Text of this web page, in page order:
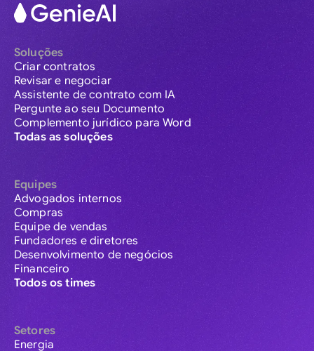
Soluções
Criar contratos
Revisar e negociar
Assistente de contrato com IA
Pergunte ao seu Documento
Complemento jurídico para Word
Todas as soluções
Equipes
Advogados internos
Compras
Equipe de vendas
Fundadores e diretores
Desenvolvimento de negócios
Financeiro
Todos os times
Setores
Energia